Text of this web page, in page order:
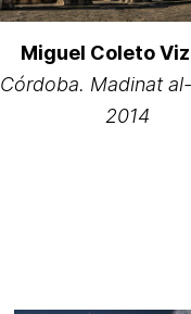
Miguel Coleto
Córdoba. Madinat
2014